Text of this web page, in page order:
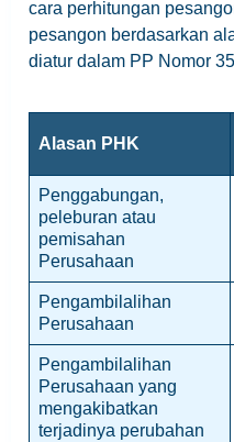
cara perhitungan
pesangon berdasarkan
diatur dalam PP Nomor
Alasan PHK
Penggabungan,
peleburan atau
pemisahan
Perusahaan
Pengambilalihan
Perusahaan
Pengambilalihan
Perusahaan yang
mengakibatkan
terjadinya perubahan